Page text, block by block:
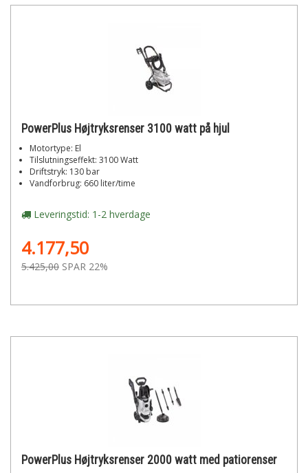
PowerPlus Højtryksrenser 3100 watt på hjul
Motortype: El
Tilslutningseffekt: 3100 Watt
Driftstryk: 130 bar
Vandforbrug: 660 liter/time
Leveringstid: 1-2 hverdage
4.177,50
5.425,00 SPAR 22%
PowerPlus Højtryksrenser 2000 watt med patiorenser